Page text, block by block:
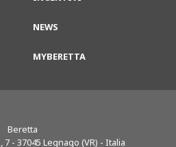
NEWS
MYBERETTA
Beretta
7 - 37045 Legnago (VR) - Italia